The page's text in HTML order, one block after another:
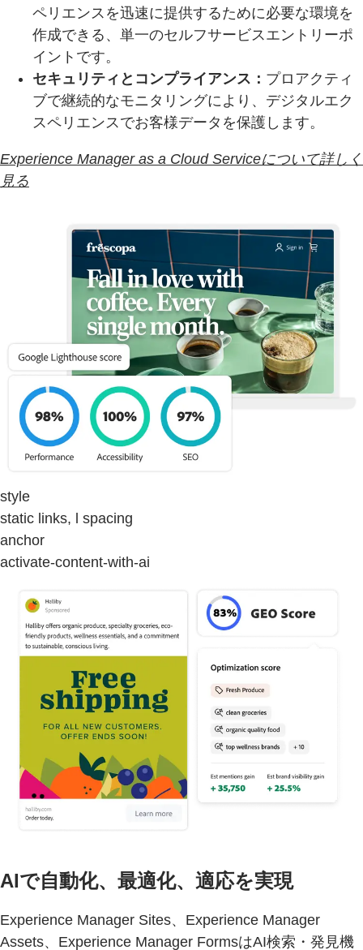
ペリエンスを迅速に提供するために必要な環境を
作成できる、単一のセルフサービスエントリーポ
イントです。
セキュリティとコンプライアンス： プロアクティ
ブで継続的なモニタリングにより、デジタルエク
スペリエンスでお客様データを保護します。
Experience Manager as a Cloud Serviceについて詳しく
見る
style
static links, l spacing
anchor
activate-content-with-ai
AIで自動化、最適化、適応を実現
Experience Manager Sites、Experience Manager
Assets、Experience Manager FormsはAI検索・発見機